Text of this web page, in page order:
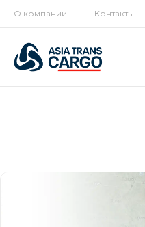
О компании Контакты